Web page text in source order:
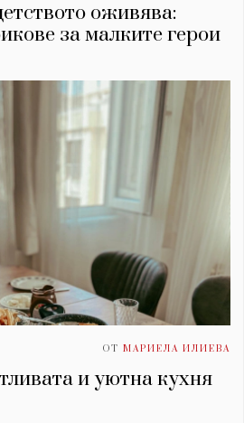
оживява:
за малките герои
ОТ МАРИЕЛА ИЛИЕВА
и уютна кухня